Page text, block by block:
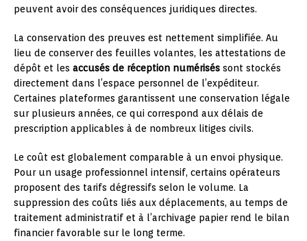
peuvent avoir des conséquences juridiques directes.
La conservation des preuves est nettement simplifiée. Au
lieu de conserver des feuilles volantes, les attestations de
dépôt et les accusés de réception numérisés sont stockés
directement dans l’espace personnel de l’expéditeur.
Certaines plateformes garantissent une conservation légale
sur plusieurs années, ce qui correspond aux délais de
prescription applicables à de nombreux litiges civils.
Le coût est globalement comparable à un envoi physique.
Pour un usage professionnel intensif, certains opérateurs
proposent des tarifs dégressifs selon le volume. La
suppression des coûts liés aux déplacements, au temps de
traitement administratif et à l’archivage papier rend le bilan
financier favorable sur le long terme.